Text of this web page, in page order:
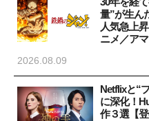
量”が生ん
人気急上
ニメ／ア
2026.08.09
Netflixと“
に深化！
作３選【